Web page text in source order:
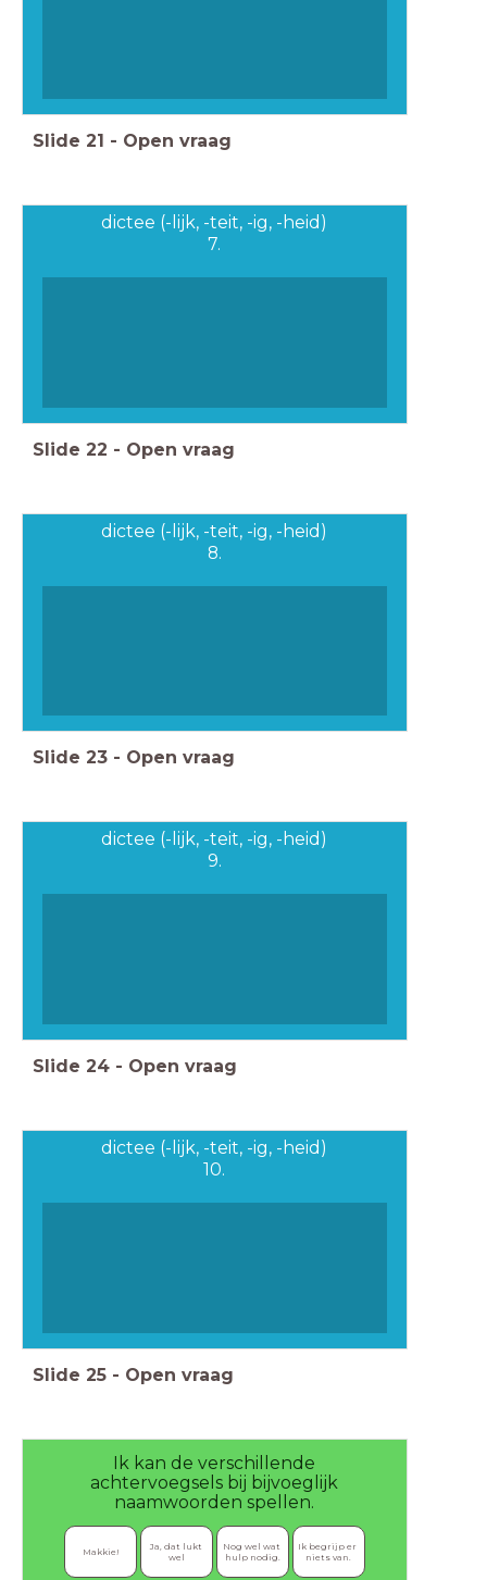
Slide 21 - Open vraag
dictee (-lijk, -teit, -ig, -heid)
7.
Slide 22 - Open vraag
dictee (-lijk, -teit, -ig, -heid)
8.
Slide 23 - Open vraag
dictee (-lijk, -teit, -ig, -heid)
9.
Slide 24 - Open vraag
dictee (-lijk, -teit, -ig, -heid)
10.
Slide 25 - Open vraag
Ik kan de verschillende
achtervoegsels bij bijvoeglijk
naamwoorden spellen.
Makkie!
Ja, dat lukt
wel
Nog wel wat
hulp nodig.
Ik begrijp er
niets van.